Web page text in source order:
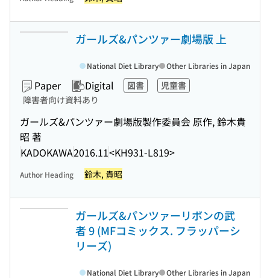
ガールズ&パンツァー劇場版 上
Paper Digital 図書
児童書
障害者向け資料あり
ガールズ&パンツァー劇場版製作委員会 原作, 鈴木貴
昭 著
KADOKAWA2016.11<KH931-L819>
National Diet Library Other Libraries in Japan
Author Heading 鈴木, 貴昭
ガールズ&パンツァーリボンの武
者 9 (MFコミックス. フラッパーシ
リーズ)
National Diet Library Other Libraries in Japan